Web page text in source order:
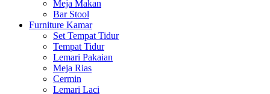
Meja Makan
Bar Stool
Furniture Kamar
Set Tempat Tidur
Tempat Tidur
Lemari Pakaian
Meja Rias
Cermin
Lemari Laci